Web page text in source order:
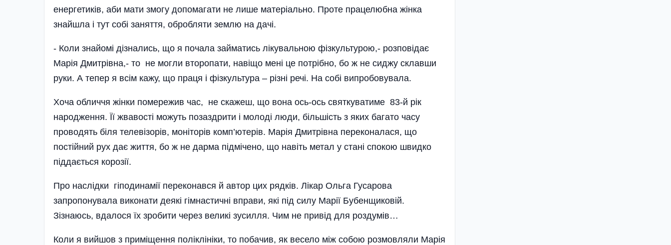
енергетиків, аби мати змогу допомагати не лише матеріально. Проте працелюбна жінка
знайшла і тут собі заняття, обробляти землю на дачі.
- Коли знайомі дізнались, що я почала займатись лікувальною фізкультурою,- розповідає
Марія Дмитрівна,- то не могли второпати, навіщо мені це потрі­бно, бо ж не сиджу склавши
руки. А тепер я всім кажу, що праця і фіз­культура – різні речі. На собі випробовувала.
Хоча обличчя жін­ки помережив час, не скажеш, що вона ось-ось святкуватиме 83-й рік
народження. Її жвавості можуть позаздрити і молоді люди, більшість з яких багато часу
проводять біля телевізорів, моніторів комп’ютерів. Марія Дмитрівна переконалася, що
постійний рух дає життя, бо ж не дарма підмічено, що навіть метал у стані спокою швидко
піддається корозії.
Про наслідки гіподинамії переконався й автор цих рядків. Лікар Ольга Гусарова
запропонувала виконати деякі гімнастичні вправи, які під силу Марії Бубенщиковій.
Зізнаюсь, вдалося їх зробити через великі зусилля. Чим не привід для роздумів…
Коли я вийшов з приміщення полі­клініки, то побачив, як весело між собою розмовляли Марія